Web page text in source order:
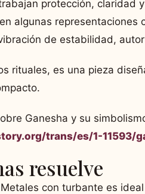
protección, claridad
algunas
de estabilidad,
rituales, es una pieza
Ganesha y su
trans/es/1-11593/
resuelve
con turbante es